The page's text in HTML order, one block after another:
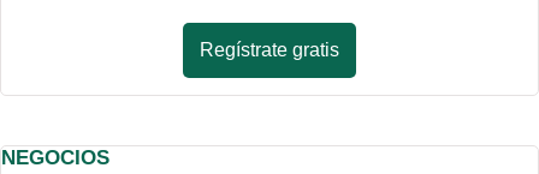
Regístrate gratis
NEGOCIOS